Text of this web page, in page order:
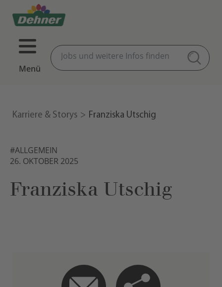
Menü
Karriere & Storys Franziska Utschig
#ALLGEMEIN
26. OKTOBER 2025
Franziska Utschig